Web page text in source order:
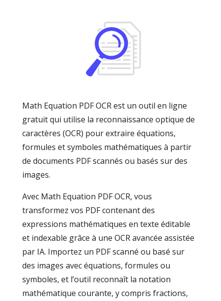
Math Equation PDF OCR est un outil en ligne
gratuit qui utilise la reconnaissance optique de
caractères (OCR) pour extraire équations,
formules et symboles mathématiques à partir
de documents PDF scannés ou basés sur des
images.
Avec Math Equation PDF OCR, vous
transformez vos PDF contenant des
expressions mathématiques en texte éditable
et indexable grâce à une OCR avancée assistée
par IA. Importez un PDF scanné ou basé sur
des images avec équations, formules ou
symboles, et l’outil reconnaît la notation
mathématique courante, y compris fractions,